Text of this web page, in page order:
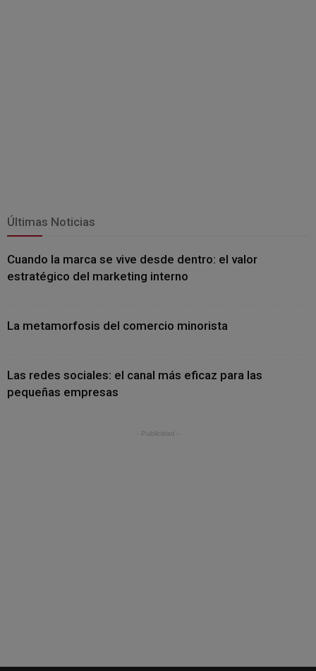
Últimas Noticias
Cuando la marca se vive desde dentro: el valor
estratégico del marketing interno
La metamorfosis del comercio minorista
Las redes sociales: el canal más eficaz para las
pequeñas empresas
- Publicidad -